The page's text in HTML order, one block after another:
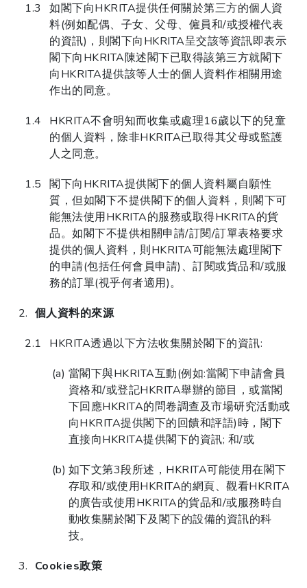
如閣下向HKRITA提供任何關於第三方的個人資
料(例如配偶、子女、父母、僱員和/或授權代表
的資訊)，則閣下向HKRITA呈交該等資訊即表示
閣下向HKRITA陳述閣下已取得該第三方就閣下
向HKRITA提供該等人士的個人資料作相關用途
作出的同意。
HKRITA不會明知而收集或處理16歲以下的兒童
的個人資料，除非HKRITA已取得其父母或監護
人之同意。
閣下向HKRITA提供閣下的個人資料屬自願性
質，但如閣下不提供閣下的個人資料，則閣下可
能無法使用HKRITA的服務或取得HKRITA的貨
品。如閣下不提供相關申請/訂閱/訂單表格要求
提供的個人資料，則HKRITA可能無法處理閣下
的申請(包括任何會員申請)、訂閱或貨品和/或服
務的訂單(視乎何者適用)。
個人資料的來源
HKRITA透過以下方法收集關於閣下的資訊:
當閣下與HKRITA互動(例如:當閣下申請會員
資格和/或登記HKRITA舉辦的節目，或當閣
下回應HKRITA的問卷調查及市場研究活動或
向HKRITA提供閣下的回饋和評語)時，閣下
直接向HKRITA提供閣下的資訊; 和/或
如下文第3段所述，HKRITA可能使用在閣下
存取和/或使用HKRITA的網頁、觀看HKRITA
的廣告或使用HKRITA的貨品和/或服務時自
動收集關於閣下及閣下的設備的資訊的科
技。
Cookies政策